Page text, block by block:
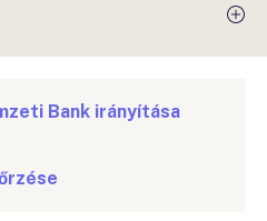
Bank irányítása